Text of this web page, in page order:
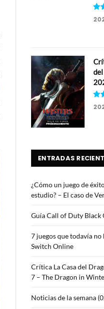
8
7.5
ENTRADAS
¿Cómo un juego de
estudio? – El caso de
Guía Call of Duty Black
7 juegos que todavía
Switch Online
Crítica La Casa del
7 – The Dragon in
Noticias de la semana